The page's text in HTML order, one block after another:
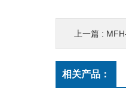
上一篇 :
相关产品：